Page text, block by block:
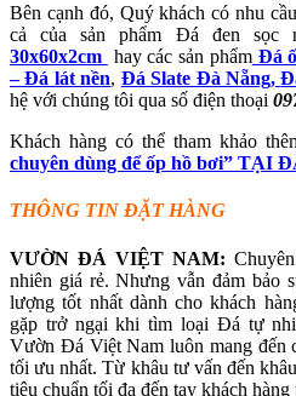
Bên cạnh đó, Quý khách có nhu
cả của sản phẩm Đá đen sọc
30x60x2cm hay các sản phẩmĐá
– Đá lát nền, Đá Slate Đà Nẵng,
hệ với chúng tôi qua số điện thoại
Khách hàng có thể tham khảo
chuyên dùng để ốp hồ bơi” TẠI
THÔNG TIN ĐẶT HÀNG
VƯỜN ĐÁ VIỆT NAM:
nhiên giá rẻ. Nhưng vẫn đảm bảo
lượng tốt nhất dành cho khách
gặp trở ngại khi tìm loại Đá tự
Vườn Đá Việt Nam luôn mang đến
tối ưu nhất. Từ khâu tư vấn đến
tiêu chuẩn tối đa đến tay khách hàng